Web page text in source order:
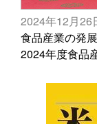
2024年12月26
食品産業の発
2024年度食品